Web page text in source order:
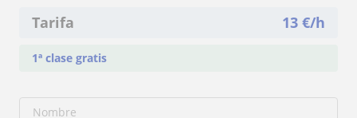
Tarifa 13 €/h
1ª clase gratis